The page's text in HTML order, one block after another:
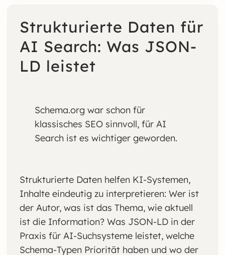
Strukturierte Daten für
AI Search: Was JSON-
LD leistet
Schema.org war schon für
klassisches SEO sinnvoll, für AI
Search ist es wichtiger geworden.
Strukturierte Daten helfen KI-Systemen,
Inhalte eindeutig zu interpretieren: Wer ist
der Autor, was ist das Thema, wie aktuell
ist die Information? Was JSON-LD in der
Praxis für AI-Suchsysteme leistet, welche
Schema-Typen Priorität haben und wo der